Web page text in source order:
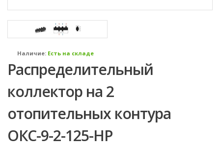
Наличие: Есть на складе
Распределительный
коллектор на 2
отопительных контура
ОКС-9-2-125-НР